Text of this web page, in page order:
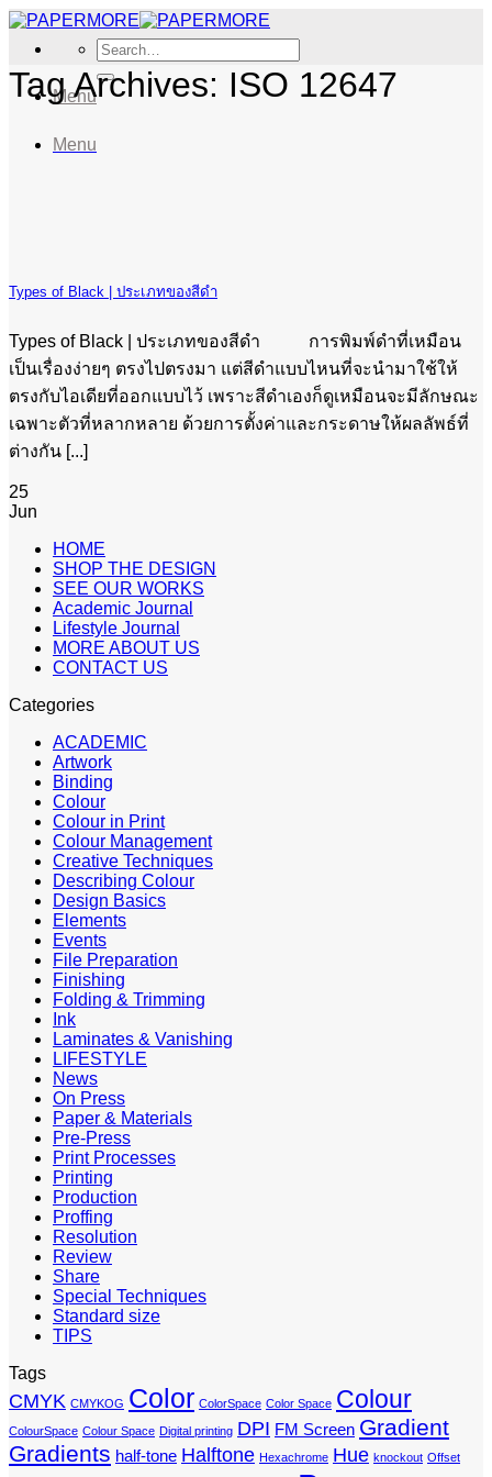
Skip
content
Search
for:
Menu
Menu
Tag Archives: ISO 12647
Types of Black | ประเภทของสีดำ
Types of Black | ประเภทของสีดำ การพิมพ์ดำที่เหมือน
เป็นเรื่องง่ายๆ ตรงไปตรงมา แต่สีดำแบบไหนที่จะนำมาใช้ให้
ตรงกับไอเดียที่ออกแบบไว้ เพราะสีดำเองก็ดูเหมือนจะมีลักษณะ
เฉพาะตัวที่หลากหลาย ด้วยการตั้งค่าและกระดาษให้ผลลัพธ์ที่
ต่างกัน [...]
25
Jun
HOME
SHOP THE DESIGN
SEE OUR WORKS
Academic Journal
Lifestyle Journal
MORE ABOUT US
CONTACT US
Categories
ACADEMIC
Artwork
Binding
Colour
Colour in Print
Colour Management
Creative Techniques
Describing Colour
Design Basics
Elements
Events
File Preparation
Finishing
Folding & Trimming
Ink
Laminates & Vanishing
LIFESTYLE
News
On Press
Paper & Materials
Pre-Press
Print Processes
Printing
Production
Proffing
Resolution
Review
Share
Special Techniques
Standard size
TIPS
Tags
CMYK CMYKOG Color ColorSpace Color Space Colour
ColourSpace Colour Space Digital printing DPI FM Screen Gradient
Gradients half-tone Halftone Hexachrome Hue knockout Offset